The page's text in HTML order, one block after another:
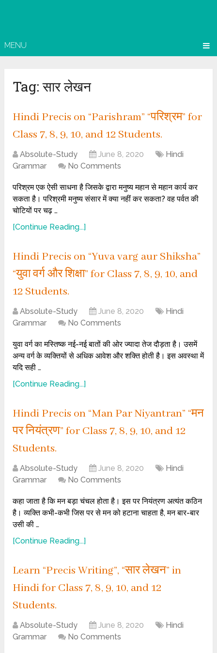
MENU
Tag:सार लेखन
Hindi Precis on “Parishram” “परिश्रम” for
Class 7, 8, 9, 10, and 12 Students.
Absolute-Study June 8, 2020
Hindi
Grammar
No Comments
परिश्रम एक ऐसी साधना है जिसके द्वारा मनुष्य महान से महान कार्य कर
सकता है। परिश्रमी मनुष्य संसार में क्या नहीं कर सकता? वह पर्वत की
चोटियों पर चढ़ …
[Continue Reading...]
Hindi Precis on “Yuva varg aur Shiksha”
“युवा वर्ग और शिक्षा” for Class 7, 8, 9, 10, and
12 Students.
Absolute-Study June 8, 2020
Hindi
Grammar
No Comments
युवा वर्ग का मस्तिष्क नई-नई बातों की ओर ज्यादा तेज दौड़ता है। उसमें
अन्य वर्ग के व्यक्तियों से अधिक आवेश और शक्ति होती है। इस अवस्था में
यदि सही …
[Continue Reading...]
Hindi Precis on “Man Par Niyantran” “मन
पर नियंत्रण” for Class 7, 8, 9, 10, and 12
Students.
Absolute-Study June 8, 2020
Hindi
Grammar
No Comments
कहा जाता है कि मन बड़ा चंचल होता है। इस पर नियंत्रण अत्यंत कठिन
है। व्यक्ति कभी-कभी जिस पर से मन को हटाना चाहता है, मन बार-बार
उसी की …
[Continue Reading...]
Learn “Precis Writing”, “सार लेखन” in
Hindi for Class 7, 8, 9, 10, and 12
Students.
Absolute-Study June 8, 2020
Hindi
Grammar
No Comments